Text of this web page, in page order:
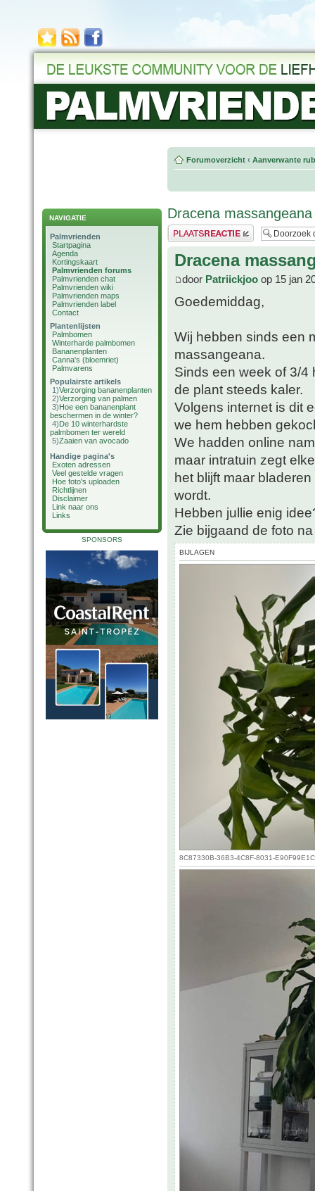
NAVIGATIE
Palmvrienden
Startpagina
Agenda
Kortingskaart
Palmvrienden forums
Palmvrienden chat
Palmvrienden wiki
Palmvrienden maps
Palmvrienden label
Contact
Plantenlijsten
Palmbomen
Winterharde palmbomen
Bananenplanten
Canna's (bloemriet)
Palmvarens
Populairste artikels
1)Verzorging bananenplanten
2)Verzorging van palmen
3)Hoe een bananenplant
beschermen in de winter?
4)De 10 winterhardste
palmbomen ter wereld
5)Zaaien van avocado
Handige pagina's
Exoten adressen
Veel gestelde vragen
Hoe foto's uploaden
Richtlijnen
Disclaimer
Link naar ons
Links
SPONSORS
Forumoverzicht ‹ Aanverwante
Dracena massangeana
Plaats een reactie
Dracena
door Patriickjoo op 15 jan
Goedemiddag,
Wij hebben sinds een
massangeana.
Sinds een week of 3/4
de plant steeds kaler.
Volgens internet is dit
we hem hebben
We hadden online
maar intratuin zegt
het blijft maar
wordt.
Hebben jullie enig
Zie bijgaand de foto
BIJLAGEN
8C87330B-36B3-4C8F-8031-